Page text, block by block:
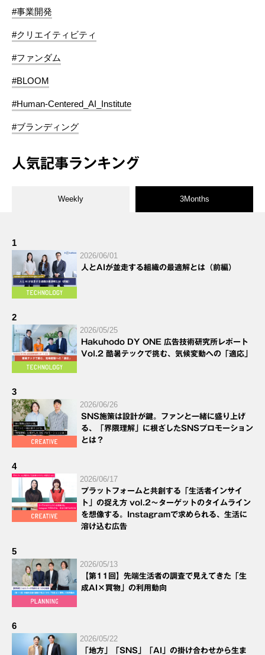
#事業開発
#クリエイティビティ
#ファンダム
#BLOOM
#Human-Centered_AI_Institute
#ブランディング
人気記事ランキング
Weekly 3Months
1
2026/06/01
人とAIが並走する組織の最適解とは（前編）
2
2026/05/25
Hakuhodo DY ONE 広告技術研究所レポート
Vol.2 酷暑テックで挑む、気候変動への「適応」
3
2026/06/26
SNS施策は設計が鍵。ファンと一緒に盛り上げ
る、「界隈理解」に根ざしたSNSプロモーション
とは？
4
2026/06/17
プラットフォームと共創する「生活者インサイ
ト」の捉え方 vol.2～ターゲットのタイムライン
を想像する。Instagramで求められる、生活に
溶け込む広告
5
2026/05/13
【第11回】先端生活者の調査で見えてきた「生
成AI×買物」の利用動向
6
2026/05/22
「地方」「SNS」「AI」の掛け合わせから生ま